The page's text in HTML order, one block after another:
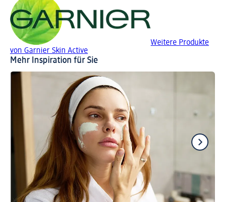
Weitere Produkte
von Garnier Skin Active
Mehr Inspiration für Sie